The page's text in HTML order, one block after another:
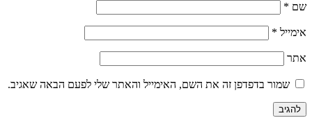
שם *
אימייל *
אתר
שמור בדפדפן זה את השם, האימייל והאתר שלי לפעם הבאה שאגיב.